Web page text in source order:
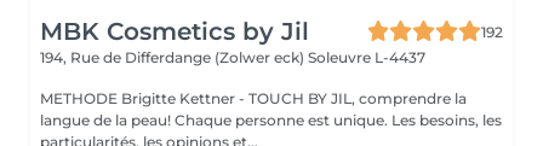
MBK Cosmetics by Jil
192
194, Rue de Differdange (Zolwer eck) Soleuvre L-4437
METHODE Brigitte Kettner - TOUCH BY JIL, comprendre la
langue de la peau! Chaque personne est unique. Les besoins, les
particularités, les opinions et...